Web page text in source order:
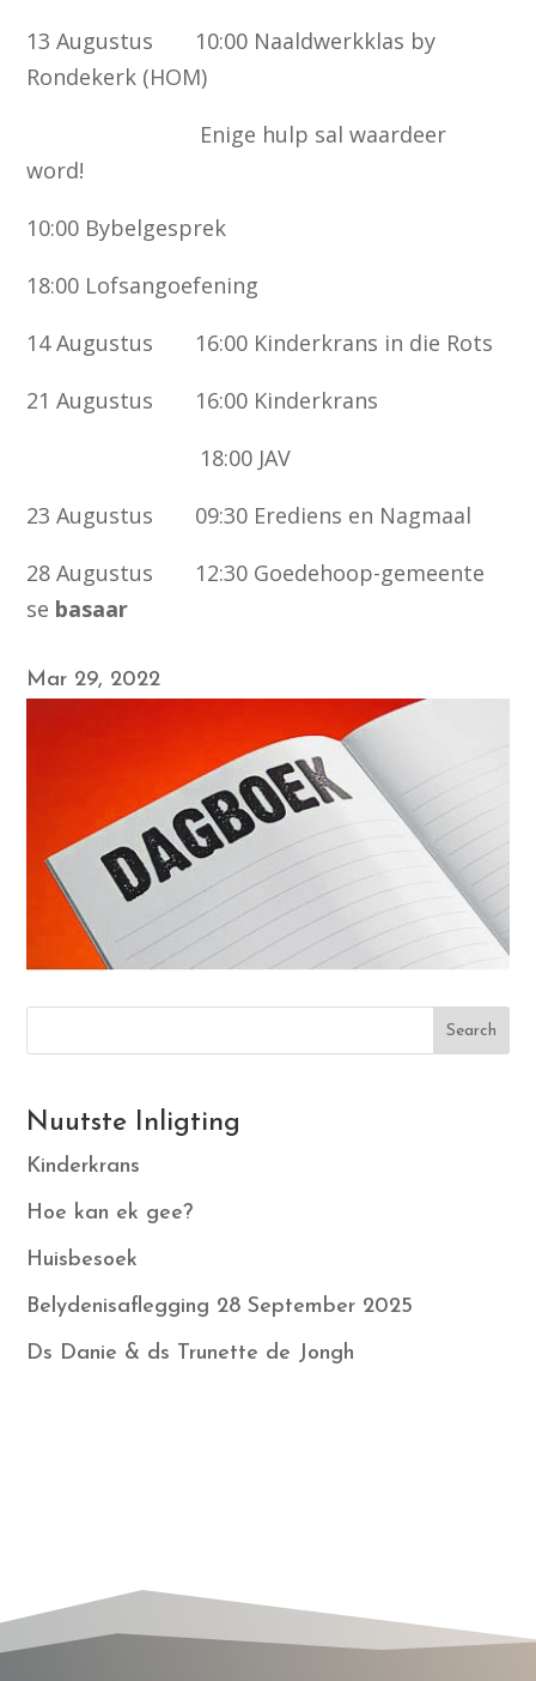
13 Augustus 10:00 Naaldwerkklas by
Rondekerk (HOM)
Enige hulp sal waardeer
word!
10:00 Bybelgesprek
18:00 Lofsangoefening
14 Augustus 16:00 Kinderkrans in die Rots
21 Augustus 16:00 Kinderkrans
18:00 JAV
23 Augustus 09:30 Erediens en Nagmaal
28 Augustus 12:30 Goedehoop-gemeente
se basaar
Mar 29, 2022
Search
Nuutste Inligting
Kinderkrans
Hoe kan ek gee?
Huisbesoek
Belydenisaflegging 28 September 2025
Ds Danie & ds Trunette de Jongh